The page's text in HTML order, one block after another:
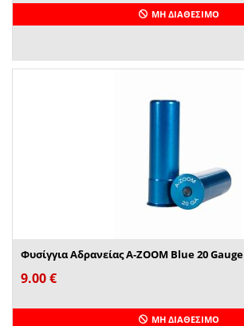
ΜΗ ΔΙΑΘΈΣΙΜΟ
Φυσίγγια Αδρανείας A-ZOOM Blue 20 Gauge
9.00€
ΜΗ ΔΙΑΘΈΣΙΜΟ